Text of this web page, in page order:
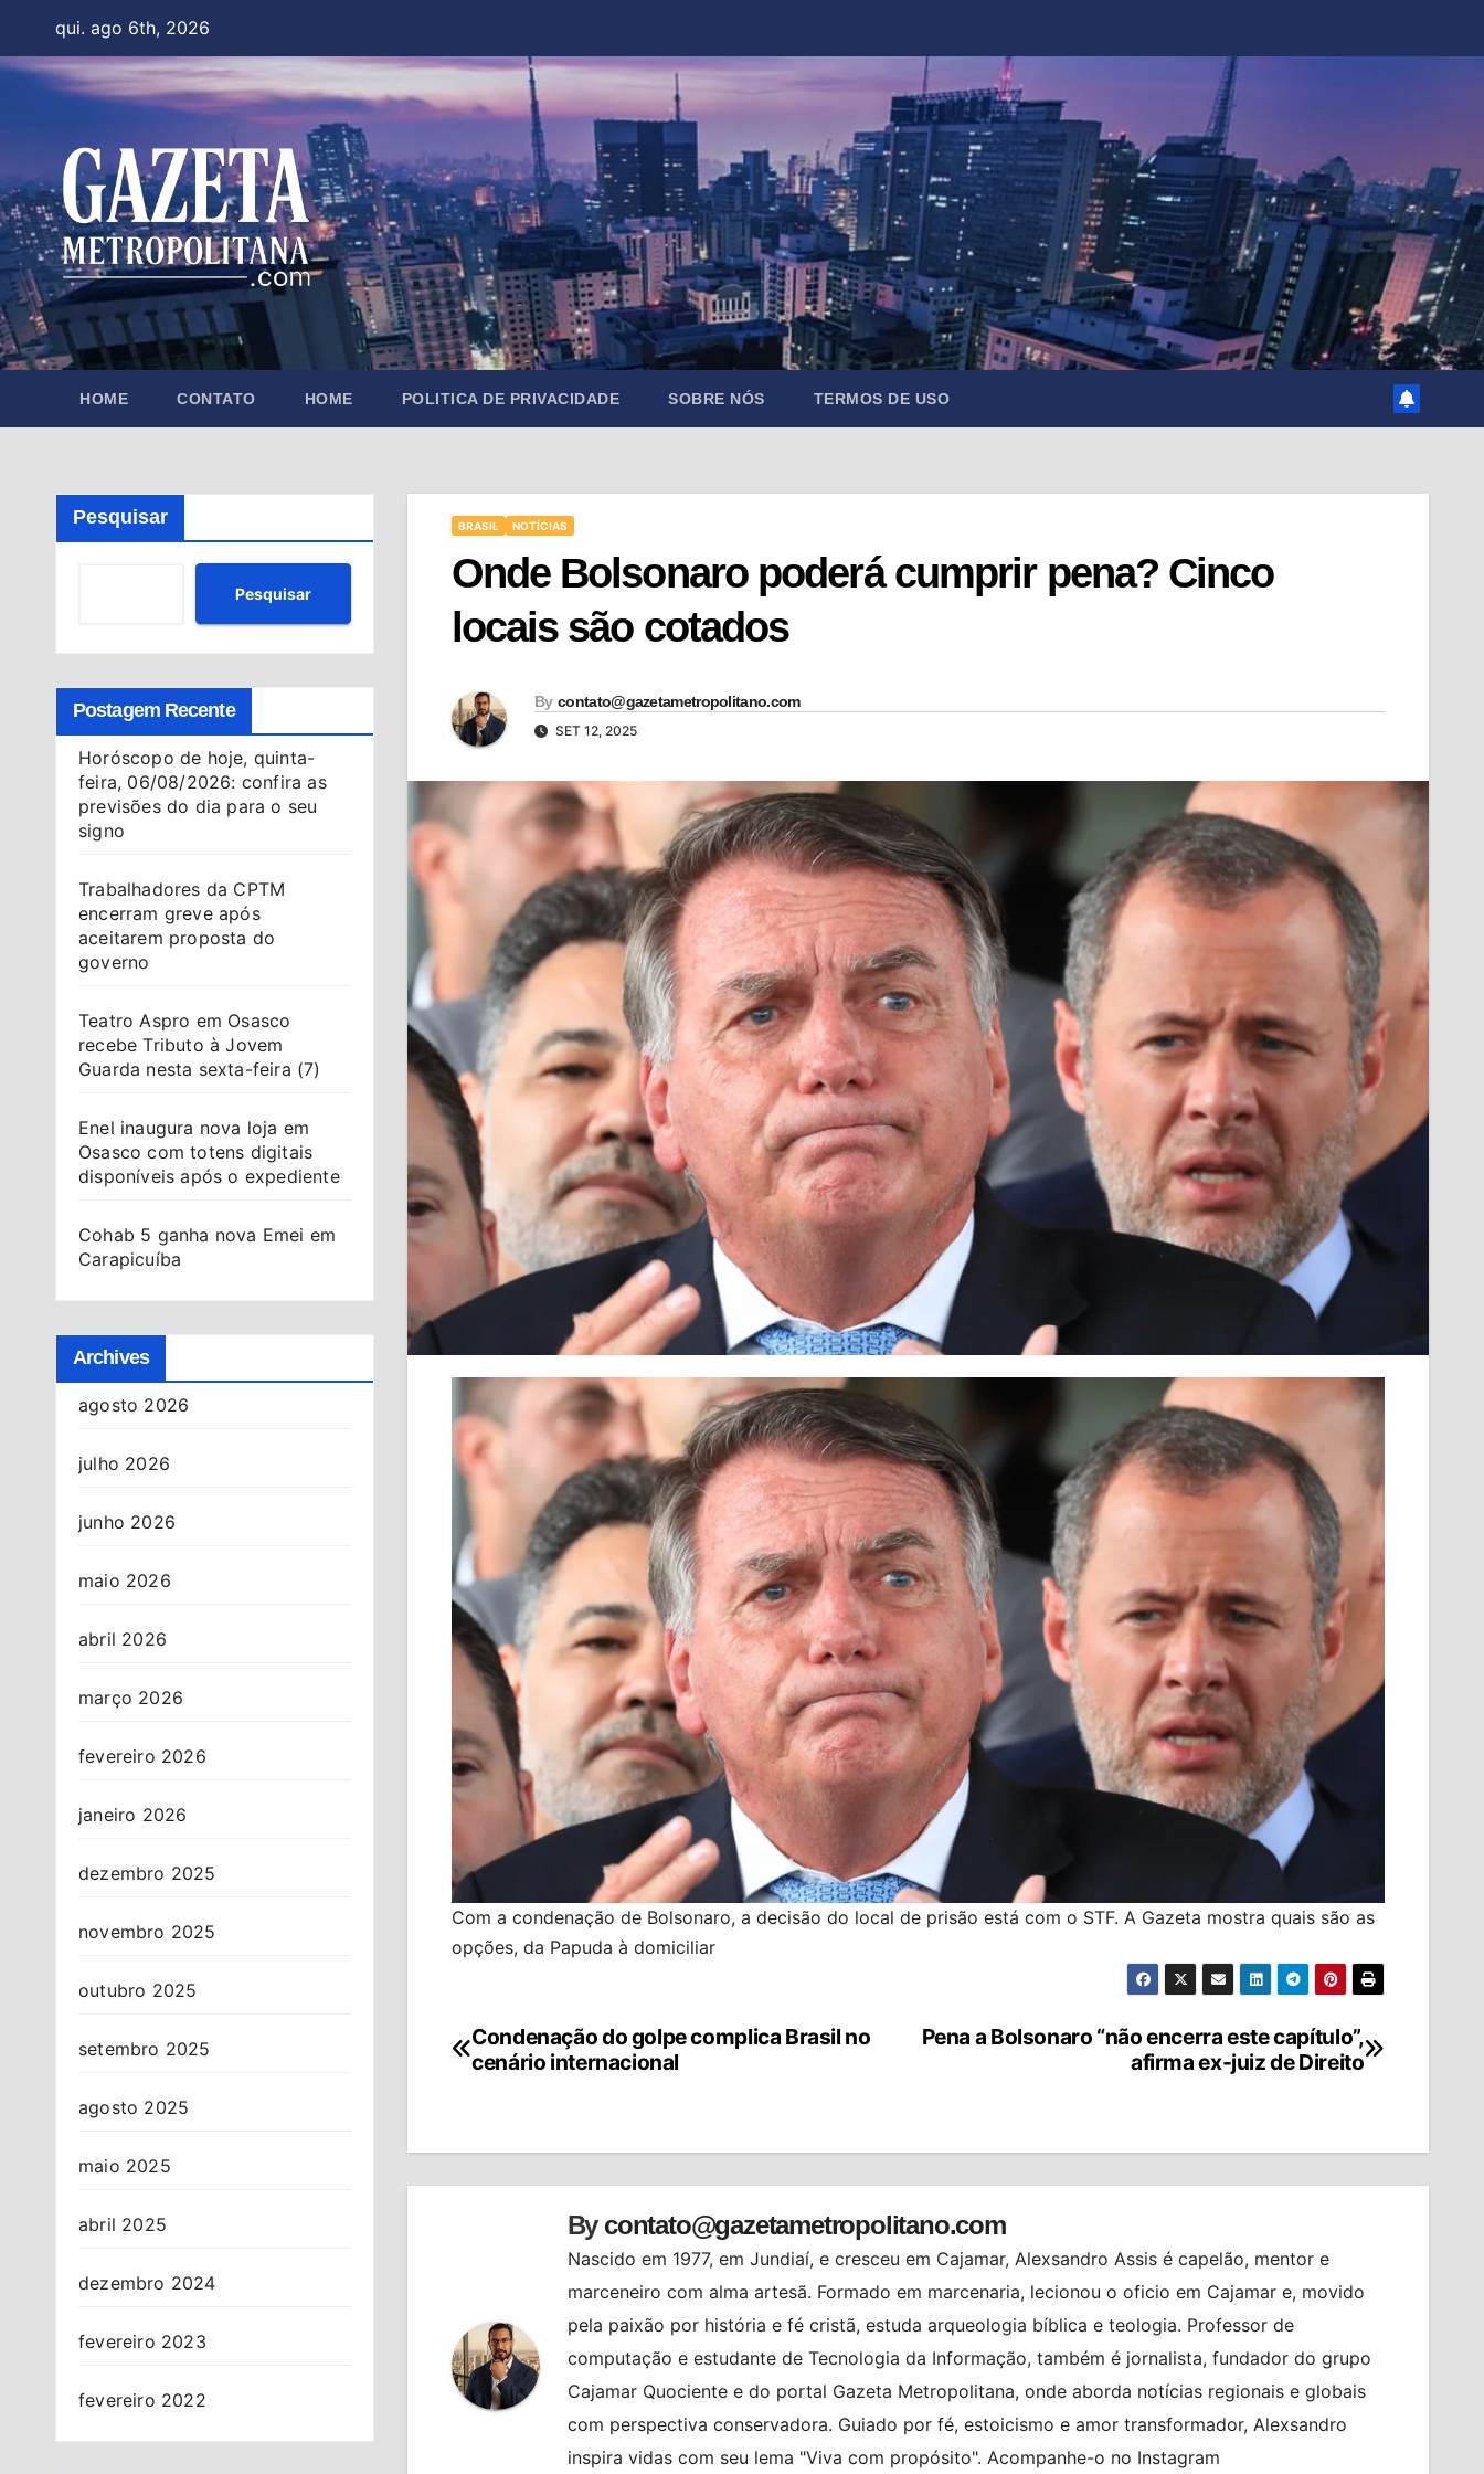
content
qui. ago 6th, 2026
HOME CONTATO HOME POLITICA DE PRIVACIDADE SOBRE NÓS TERMOS DE USO
Pesquisar
Pesquisar
Postagem Recente
Horóscopo de hoje, quinta-
feira, 06/08/2026: confira as
previsões do dia para o seu
signo
Trabalhadores da CPTM
encerram greve após
aceitarem proposta do
governo
Teatro Aspro em Osasco
recebe Tributo à Jovem
Guarda nesta sexta-feira (7)
Enel inaugura nova loja em
Osasco com totens digitais
disponíveis após o expediente
Cohab 5 ganha nova Emei em
Carapicuíba
Archives
agosto 2026
julho 2026
junho 2026
maio 2026
abril 2026
março 2026
fevereiro 2026
janeiro 2026
dezembro 2025
novembro 2025
outubro 2025
setembro 2025
agosto 2025
maio 2025
abril 2025
dezembro 2024
fevereiro 2023
fevereiro 2022
BRASIL NOTÍCIAS
Onde Bolsonaro poderá cumprir pena? Cinco
locais são cotados
By contato@gazetametropolitano.com
SET 12, 2025
Com a condenação de Bolsonaro, a decisão do local de prisão está com o STF. A Gazeta mostra quais são as
opções, da Papuda à domiciliar
Navegação
Pena a Bolsonaro “não encerra este capítulo”,
afirma ex-juiz de Direito
Condenação do golpe complica Brasil no
cenário internacional
By contato@gazetametropolitano.com
Nascido em 1977, em Jundiaí, e cresceu em Cajamar, Alexsandro Assis é capelão, mentor e
marceneiro com alma artesã. Formado em marcenaria, lecionou o oficio em Cajamar e, movido
pela paixão por história e fé cristã, estuda arqueologia bíblica e teologia. Professor de
computação e estudante de Tecnologia da Informação, também é jornalista, fundador do grupo
Cajamar Quociente e do portal Gazeta Metropolitana, onde aborda notícias regionais e globais
com perspectiva conservadora. Guiado por fé, estoicismo e amor transformador, Alexsandro
inspira vidas com seu lema "Viva com propósito". Acompanhe-o no Instagram